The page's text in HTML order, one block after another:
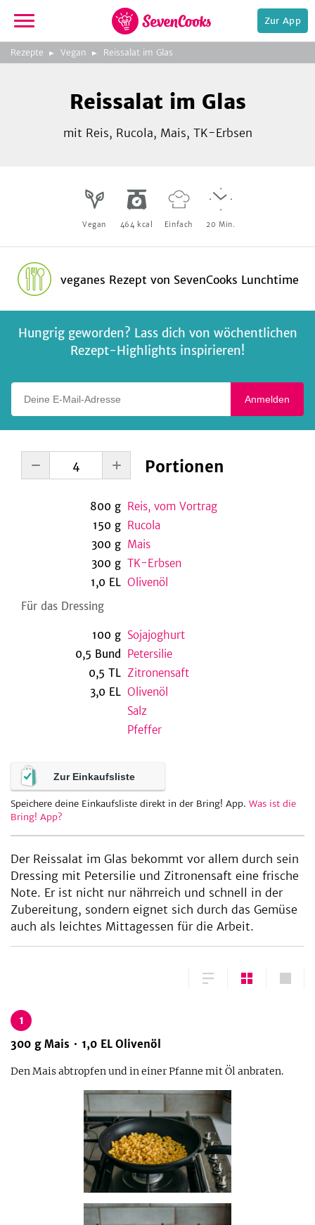
zur
Startseite
Zur App
Rezepte Vegan Reissalat im Glas
Bild
3
zeigen
Reissalat im Glas
mit Reis, Rucola, Mais, TK-Erbsen
Vegan 464 kcal Einfach 20 Min.
veganes Rezeptvon SevenCooks Lunchtime
Hungrig geworden? Lass dich von wöchentlichen
Rezept-Highlights inspirieren!
Anmelden
Portionen
800 g Reis, vom Vortrag
150 g Rucola
300 g Mais
300 g TK-Erbsen
1,0 EL Olivenöl
Für das Dressing
100 g Sojajoghurt
0,5 Bund
Petersilie
0,5 TL Zitronensaft
3,0 EL Olivenöl
Salz
Pfeffer
Zur Einkaufsliste
Speichere deine Einkaufsliste direkt in der Bring! App. Was ist die
Bring! App?
Der Reissalat im Glas bekommt vor allem durch sein
Dressing mit Petersilie und Zitronensaft eine frische
Note. Er ist nicht nur nährreich und schnell in der
Zubereitung, sondern eignet sich durch das Gemüse
auch als leichtes Mittagessen für die Arbeit.
1
300 g Mais 1,0 EL Olivenöl
Den Mais abtropfen und in einer Pfanne mit Öl anbraten.